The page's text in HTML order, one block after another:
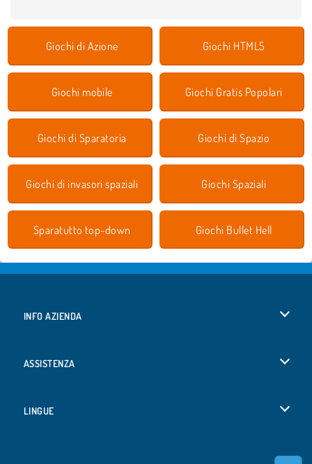
Giochi di Azione Giochi HTML5
Giochi mobile Giochi Gratis Popolari
Giochi di Sparatoria Giochi di Spazio
Giochi di invasori spaziali Giochi Spaziali
Sparatutto top-down Giochi Bullet Hell
INFO AZIENDA
ASSISTENZA
LINGUE